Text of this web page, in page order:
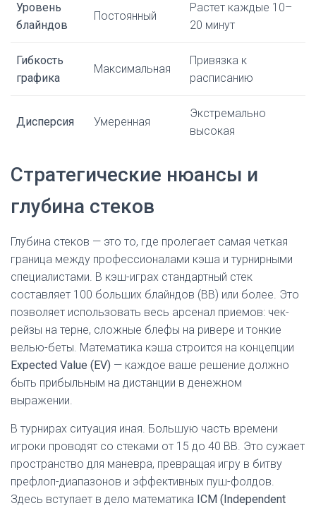
Уровень
блайндов
Постоянный
Растет каждые 10–
20 минут
Гибкость
графика
Максимальная
Привязка к
расписанию
Дисперсия Умеренная
Экстремально
высокая
Стратегические нюансы и
глубина стеков
Глубина стеков — это то, где пролегает самая четкая
граница между профессионалами кэша и турнирными
специалистами. В кэш-играх стандартный стек
составляет 100 больших блайндов (BB) или более. Это
позволяет использовать весь арсенал приемов: чек-
рейзы на терне, сложные блефы на ривере и тонкие
велью-беты. Математика кэша строится на концепции
Expected Value (EV) — каждое ваше решение должно
быть прибыльным на дистанции в денежном
выражении.
В турнирах ситуация иная. Большую часть времени
игроки проводят со стеками от 15 до 40 BB. Это сужает
пространство для маневра, превращая игру в битву
префлоп-диапазонов и эффективных пуш-фолдов.
Здесь вступает в дело математика ICM (Independent